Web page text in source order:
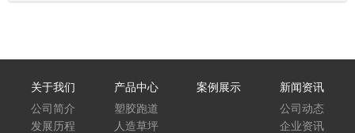
关于我们
公司简介
发展历程
产品中心
塑胶跑道
人造草坪
案例展示
新闻资讯
公司动态
企业资讯